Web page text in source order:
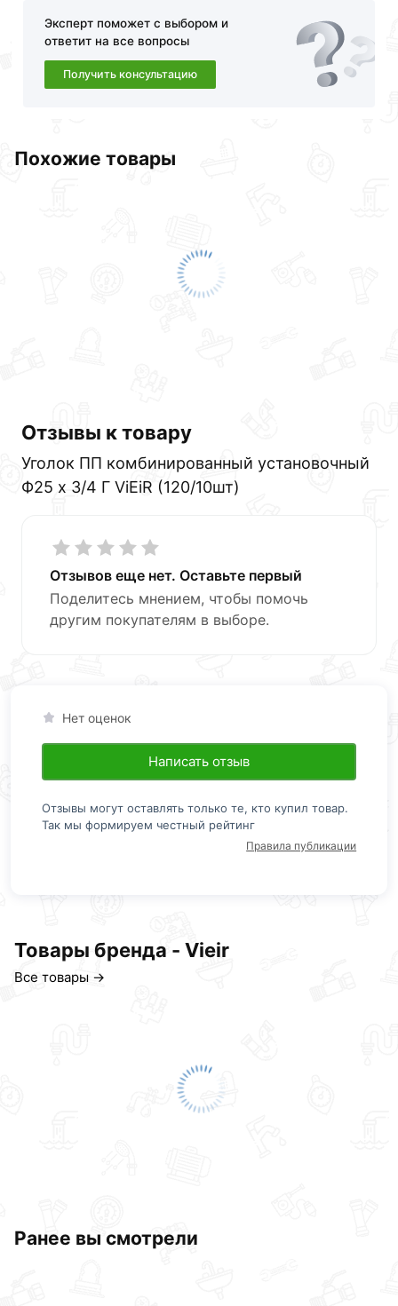
Эксперт поможет с выбором и
ответит на все вопросы
Получить консультацию
Похожие товары
Отзывы к товару
Уголок ПП комбинированный установочный
Ф25 х 3/4 Г ViEiR (120/10шт)
Отзывов еще нет. Оставьте первый
Поделитесь мнением, чтобы помочь
другим покупателям в выборе.
Нет оценок
Написать отзыв
Отзывы могут оставлять только те, кто купил товар.
Так мы формируем честный рейтинг
Правила публикации
Товары бренда - Vieir
Все товары →
Ранее вы смотрели